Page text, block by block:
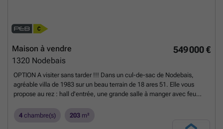
549 000 €
Maison à vendre
1320 Nodebais
OPTION A visiter sans tarder !!! Dans un cul-de-sac de Nodebais,
agréable villa de 1983 sur un beau terrain de 18 ares 51. Elle vous
propose au rez : hall d'entrée, une grande salle à manger avec feu
chambres. une toilette, une buanderie et un double garage. L'étage se
compose de 2 chambres, une grande chambre avec salle de bain
4 chambre(s) 203 m²